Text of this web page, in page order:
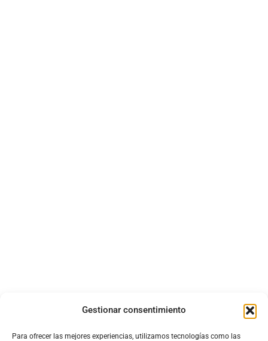
Gestionar consentimiento
Para ofrecer las mejores experiencias, utilizamos tecnologías como las